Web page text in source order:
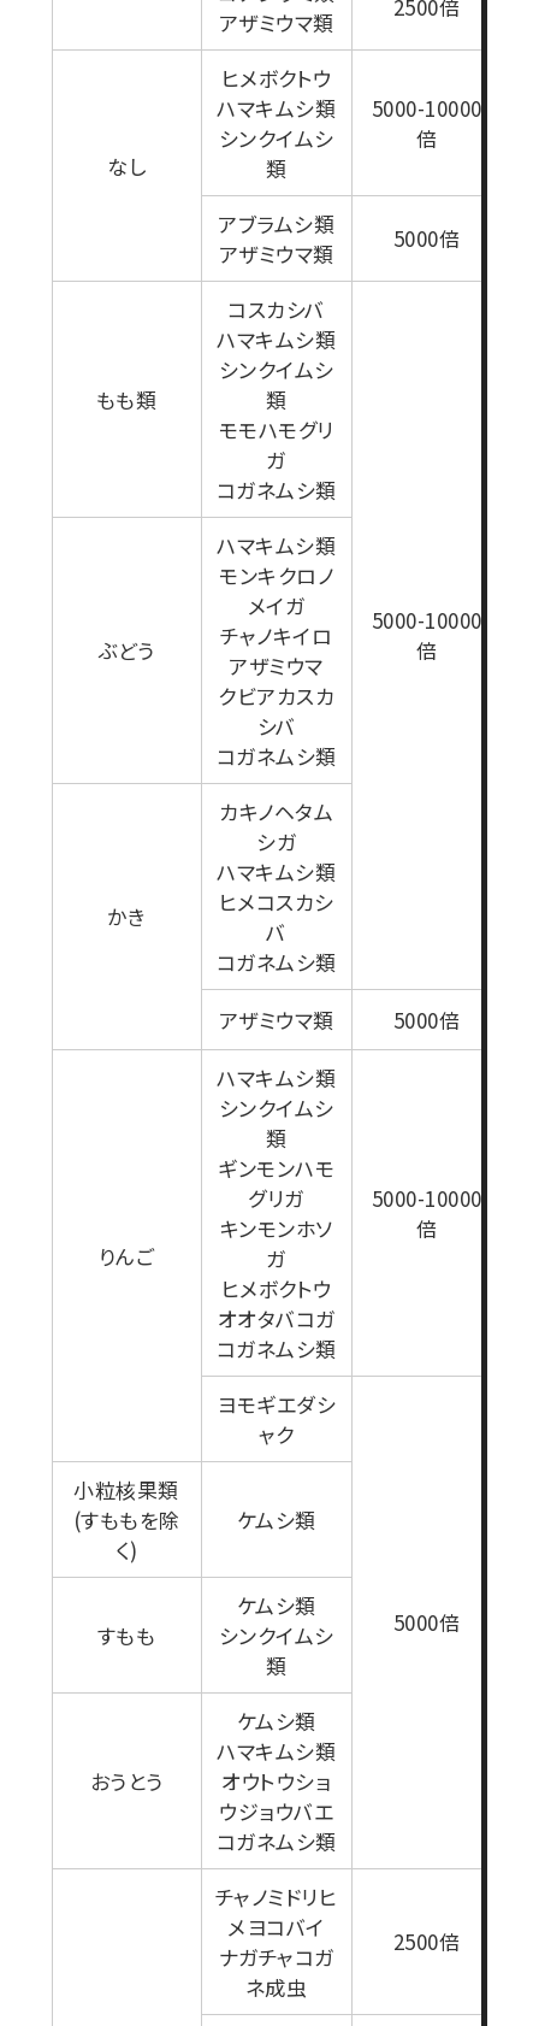
アザミウマ類
2500倍
なし
ヒメボクトウ
ハマキムシ類
シンクイムシ
類
5000-10000
倍
アブラムシ類
アザミウマ類
5000倍
もも類
コスカシバ
ハマキムシ類
シンクイムシ
類
モモハモグリ
ガ
コガネムシ類
5000-10000
倍
ぶどう
ハマキムシ類
モンキクロノ
メイガ
チャノキイロ
アザミウマ
クビアカスカ
シバ
コガネムシ類
かき
カキノヘタム
シガ
ハマキムシ類
ヒメコスカシ
バ
コガネムシ類
アザミウマ類
5000倍
りんご
ハマキムシ類
シンクイムシ
類
ギンモンハモ
グリガ
キンモンホソ
ガ
ヒメボクトウ
オオタバコガ
コガネムシ類
5000-10000
倍
ヨモギエダシ
ャク
5000倍
小粒核果類
(すももを除
く)
ケムシ類
すもも
ケムシ類
シンクイムシ
類
おうとう
ケムシ類
ハマキムシ類
オウトウショ
ウジョウバエ
コガネムシ類
チャノミドリヒ
メヨコバイ
ナガチャコガ
ネ成虫
2500倍